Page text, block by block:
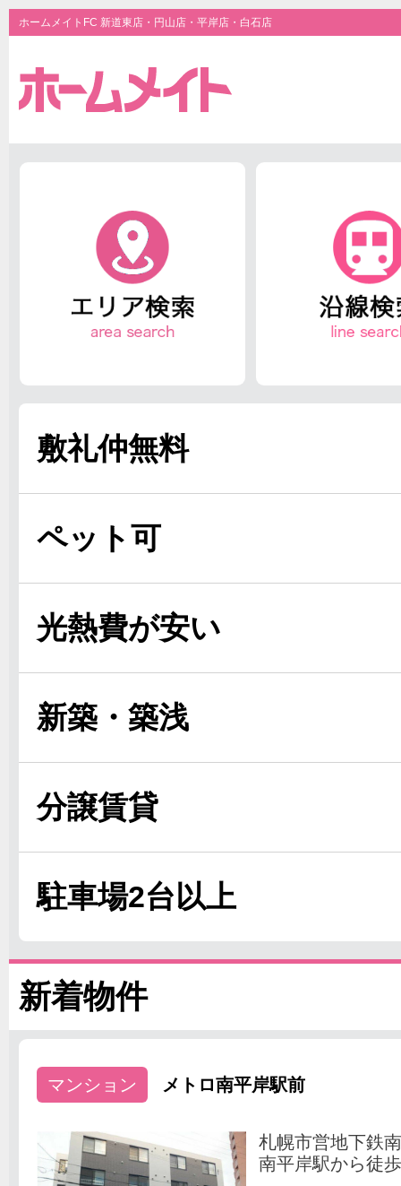
ホームメイトFC 新道東店・円山店・平岸店・白石店
敷礼仲無料
ペット可
光熱費が安い
新築・築浅
分譲賃貸
駐車場2台以上
新着物件
マンション メトロ南平岸駅前
札幌市営地下鉄
南平岸駅から徒